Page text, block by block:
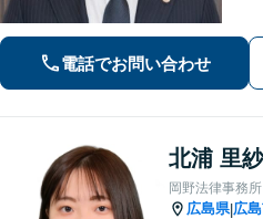
験を
展と
電話でお問い合わせ
北浦 里
岡野法律事務所
広島県|広